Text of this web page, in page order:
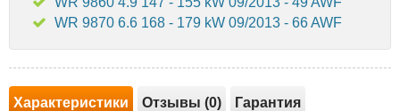
WR 9870 6.6 168 - 179 kW 09/2013 - 66 AWF
Характеристики Отзывы (0) Гарантия